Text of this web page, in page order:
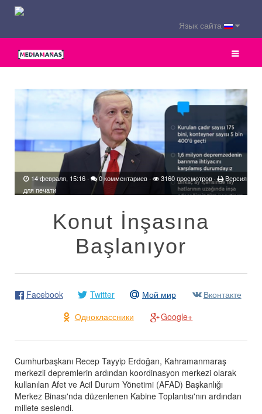
Язык сайта
14 февраля, 15:16 · 0 комментариев · 3160 просмотров ·
Версия
для печати
Konut İnşasına
Başlanıyor
Facebook Twitter Мой мир
Вконтакте
Одноклассники
Google+
Cumhurbaşkanı Recep Tayyip Erdoğan, Kahramanmaraş
merkezli depremlerin ardından koordinasyon merkezi olarak
kullanılan Afet ve Acil Durum Yönetimi (AFAD) Başkanlığı
Merkez Binası'nda düzenlenen Kabine Toplantısı'nın ardından
millete seslendi.